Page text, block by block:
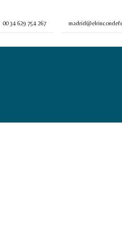
00 34 629 754 267